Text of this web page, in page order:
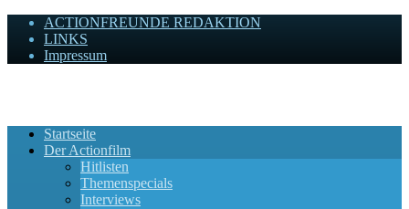
ACTIONFREUNDE REDAKTION
LINKS
Impressum
Startseite
Der Actionfilm
Hitlisten
Themenspecials
Interviews